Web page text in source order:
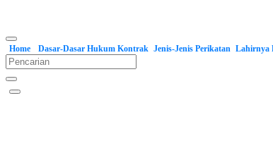
Home Dasar-Dasar Hukum Kontrak Jenis-Jenis Perikatan Lahirnya